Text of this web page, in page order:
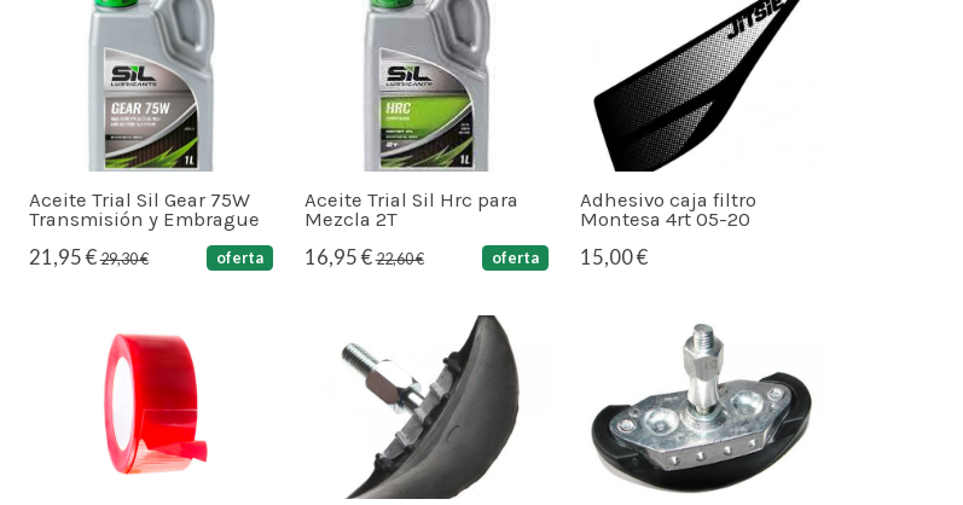
Aceite Trial Sil Gear 75W
Transmisión y Embrague
21,95 €29,30 € oferta
Aceite Trial Sil Hrc para
Mezcla 2T
16,95 €22,60 € oferta
Adhesivo caja filtro
Montesa 4rt 05-20
15,00 €